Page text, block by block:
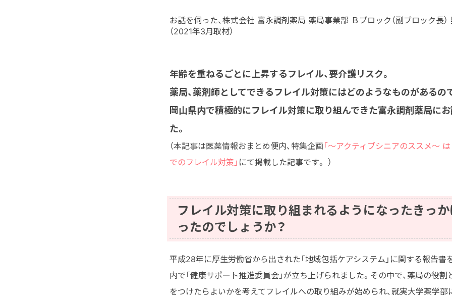
お話を伺った、株式会社 富永調剤薬局 薬局事業部 Ｂブロック（副ブロック長
（2021年3月取材）
年齢を重ねるごとに上昇するフレイル、要介護リスク。
薬局、薬剤師としてできるフレイル対策にはどのようなものがあるの
岡山県内で積極的にフレイル対策に取り組んできた富永調剤薬局に
た。
（本記事は医薬情報おまとめ便内、特集企画 「〜アクティブシニアのススメ〜 は
でのフレイル対策」 にて掲載した記事です。 ）
フレイル対策に取り組まれるようになったきっ
ったのでしょうか？
平成28年に厚生労働省から出された「地域包括ケアシステム」に関する報告書
内で「健康サポート推進委員会」が立ち上げられました。その中で、薬局の役
をつけたらよいかを考えてフレイルへの取り組みが始められ、就実大学薬学部